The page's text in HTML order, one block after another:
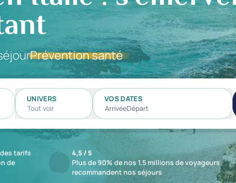
Prévention santé
UNIVERS
Tout voir
VOS DATES
ArrivéeDépart
tarifs
de
4,5 / 5
Plus de 90% de nos 1,5 millions de voyageurs
recommandent nos séjours